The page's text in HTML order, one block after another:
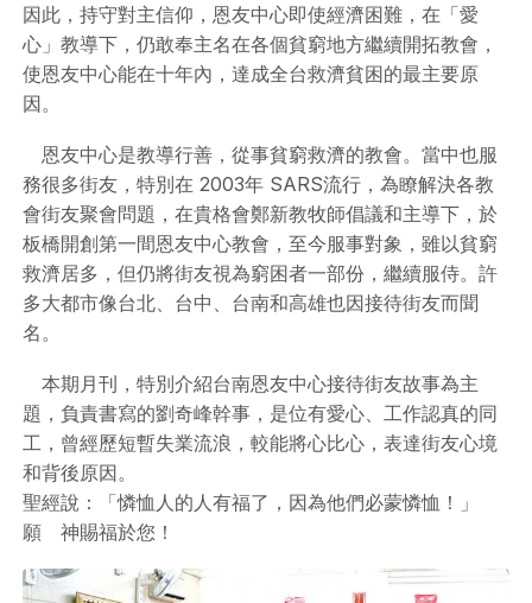
因此，持守對主信仰，恩友中心即使經濟困難，在「愛
心」教導下，仍敢奉主名在各個貧窮地方繼續開拓教會，
使恩友中心能在十年內，達成全台救濟貧困的最主要原
因。
恩友中心是教導行善，從事貧窮救濟的教會。當中也服
務很多街友，特別在 2003年 SARS流行，為瞭解決各教
會街友聚會問題，在貴格會鄭新教牧師倡議和主導下，於
板橋開創第一間恩友中心教會，至今服事對象，雖以貧窮
救濟居多，但仍將街友視為窮困者一部份，繼續服侍。許
多大都市像台北、台中、台南和高雄也因接待街友而聞
名。
本期月刊，特別介紹台南恩友中心接待街友故事為主
題，負責書寫的劉奇峰幹事，是位有愛心、工作認真的同
工，曾經歷短暫失業流浪，較能將心比心，表達街友心境
和背後原因。
聖經說：「憐恤人的人有福了，因為他們必蒙憐恤！」
願 神賜福於您！